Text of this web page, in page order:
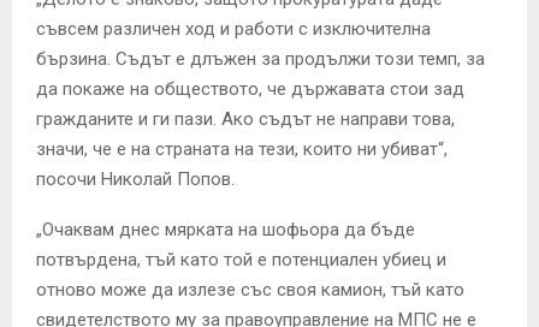
съвсем различен ход и работи с изключителна
бързина. Съдът е длъжен за продължи този темп, за
да покаже на обществото, че държавата стои зад
гражданите и ги пази. Ако съдът не направи това,
значи, че е на страната на тези, които ни убиват“,
посочи Николай Попов.
„Очаквам днес мярката на шофьора да бъде
потвърдена, тъй като той е потенциален убиец и
отново може да излезе със своя камион, тъй като
свидетелството му за правоуправление на МПС не е